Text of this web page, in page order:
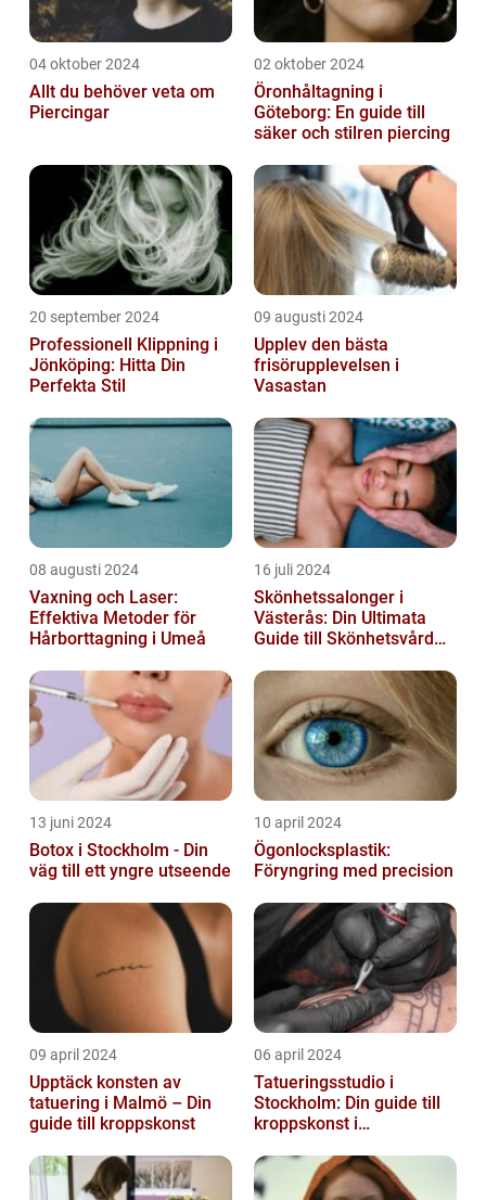
04 oktober 2024
Allt du behöver veta om
Piercingar
02 oktober 2024
Öronhåltagning i
Göteborg: En guide till
säker och stilren piercing
20 september 2024
Professionell Klippning i
Jönköping: Hitta Din
Perfekta Stil
09 augusti 2024
Upplev den bästa
frisörupplevelsen i
Vasastan
08 augusti 2024
Vaxning och Laser:
Effektiva Metoder för
Hårborttagning i Umeå
16 juli 2024
Skönhetssalonger i
Västerås: Din Ultimata
Guide till Skönhetsvård
13 juni 2024
Botox i Stockholm - Din
väg till ett yngre utseende
10 april 2024
Ögonlocksplastik:
Föryngring med precision
09 april 2024
Upptäck konsten av
tatuering i Malmö – Din
guide till kroppskonst
06 april 2024
Tatueringsstudio i
Stockholm: Din guide till
kroppskonst i